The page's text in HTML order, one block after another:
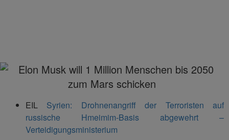
EIL Syrien: Drohnenangriff der Terroristen auf
russische Hmeimim-Basis abgewehrt –
Verteidigungsministerium